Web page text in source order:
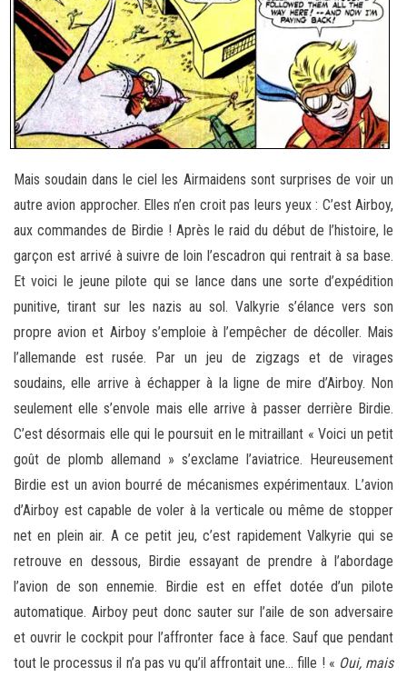
Mais soudain dans le ciel les Airmaidens sont surprises de voir un
autre avion approcher. Elles n’en croit pas leurs yeux : C’est Airboy,
aux commandes de Birdie ! Après le raid du début de l’histoire, le
garçon est arrivé à suivre de loin l’escadron qui rentrait à sa base.
Et voici le jeune pilote qui se lance dans une sorte d’expédition
punitive, tirant sur les nazis au sol. Valkyrie s’élance vers son
propre avion et Airboy s’emploie à l’empêcher de décoller. Mais
l’allemande est rusée. Par un jeu de zigzags et de virages
soudains, elle arrive à échapper à la ligne de mire d’Airboy. Non
seulement elle s’envole mais elle arrive à passer derrière Birdie.
C’est désormais elle qui le poursuit en le mitraillant « Voici un petit
goût de plomb allemand » s’exclame l’aviatrice. Heureusement
Birdie est un avion bourré de mécanismes expérimentaux. L’avion
d’Airboy est capable de voler à la verticale ou même de stopper
net en plein air. A ce petit jeu, c’est rapidement Valkyrie qui se
retrouve en dessous, Birdie essayant de prendre à l’abordage
l’avion de son ennemie. Birdie est en effet dotée d’un pilote
automatique. Airboy peut donc sauter sur l’aile de son adversaire
et ouvrir le cockpit pour l’affronter face à face. Sauf que pendant
tout le processus il n’a pas vu qu’il affrontait une… fille ! « Oui, mais